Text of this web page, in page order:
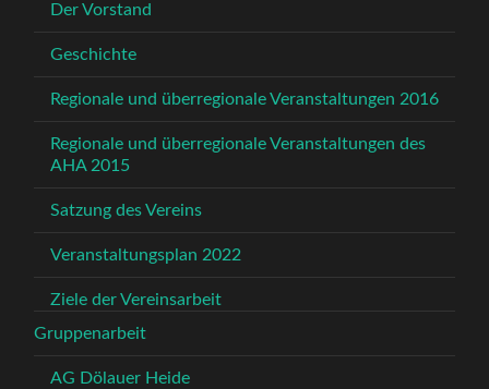
Der Vorstand
Geschichte
Regionale und überregionale Veranstaltungen 2016
Regionale und überregionale Veranstaltungen des
AHA 2015
Satzung des Vereins
Veranstaltungsplan 2022
Ziele der Vereinsarbeit
Gruppenarbeit
AG Dölauer Heide